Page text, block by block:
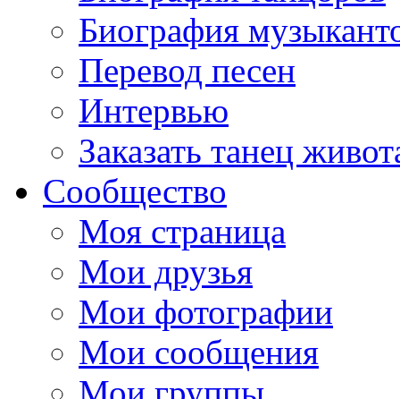
Биография
Перевод песен
Интервью
Заказать танец
Сообщество
Моя страница
Мои друзья
Мои фотографии
Мои сообщения